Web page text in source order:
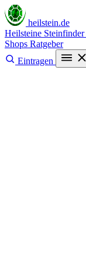
heilstein.de
Heilsteine Steinfinder
Shops Ratgeber
Eintragen